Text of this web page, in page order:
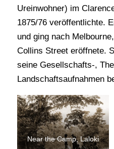
Ureinwohner) im
1875/76 veröffentlichte.
und ging nach
Collins Street eröffnete.
seine Gesellschafts-,
Landschaftsaufnahmen
Near the Camp, Laloki